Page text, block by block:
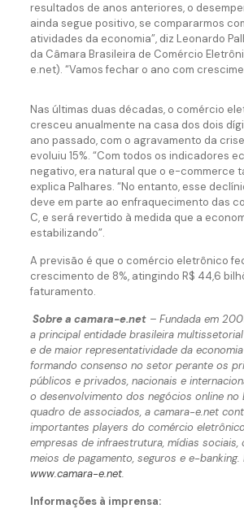
resultados de anos anteriores, o
ainda segue positivo, se compararmos
atividades da economia”, diz Leonardo
da Câmara Brasileira de Comércio
e.net). “Vamos fechar o ano com
Nas últimas duas décadas, o comércio
cresceu anualmente na casa dos dois
ano passado, com o agravamento da
evoluiu 15%. “Com todos os indicadores
negativo, era natural que o e-commerce
explica Palhares. “No entanto, esse
deve em parte ao enfraquecimento das
C, e será revertido à medida que a
estabilizando”.
A previsão é que o comércio eletrônico
crescimento de 8%, atingindo R$ 44,6
faturamento.
Sobre a camara-e.net– Fundada em
a principal entidade brasileira
e de maior representatividade da
formando consenso no setor perante os
públicos e privados, nacionais e
o desenvolvimento dos negócios online no
quadro de associados, a camara-e.net
importantes players do comércio
empresas de infraestrutura, mídias sociais,
meios de pagamento, seguros e e-
www.camara-e.net.
Informações à imprensa: